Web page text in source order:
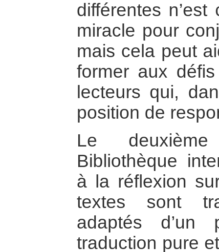
différentes
miracle pour
mais cela peut
former aux
lecteurs qui,
position de
Le
Bibliothèque
à la réflexion
textes sont
adaptés d’un
traduction pure